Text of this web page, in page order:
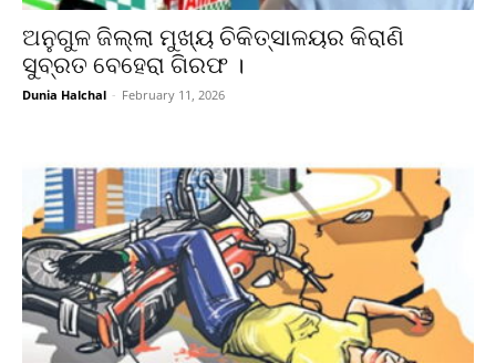
ଅନୁଗୁଳ ଜିଲ୍ଲା ମୁଖ୍ୟ ଚିକିତ୍ସାଳୟର କିରାଣି
ସୁବ୍ରତ ବେହେରା ଗିରଫ ।
Dunia Halchal - February 11, 2026